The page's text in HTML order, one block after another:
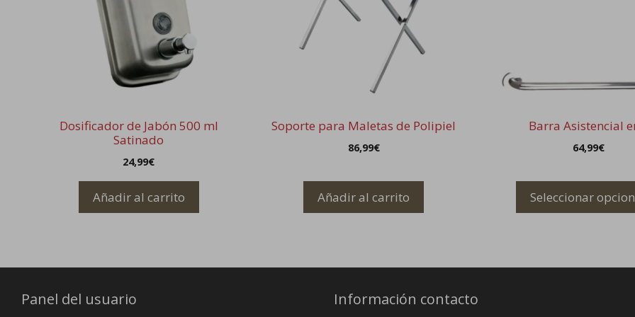
Dosificador de Jabón 500 ml
Satinado
24,99€
Añadir al carrito
Soporte para Maletas de Polipiel
86,99€
Añadir al carrito
Barra Asistencial
64,99€
Seleccionar
elegir
Panel del usuario Información contacto